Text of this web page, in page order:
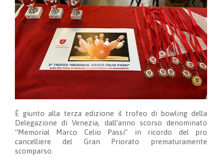
È giunto alla terza edizione il trofeo di bowling della
Delegazione di Venezia, dall’anno scorso denominato
“Memorial Marco Celio Passi” in ricordo del pro
cancelliere del Gran Priorato prematuramente
scomparso.